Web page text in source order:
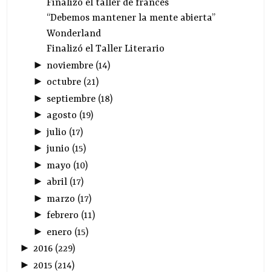
Finalizó el taller de francés
“Debemos mantener la mente abierta”
Wonderland
Finalizó el Taller Literario
► noviembre(14)
► octubre(21)
► septiembre(18)
► agosto (19)
► julio (17)
► junio (15)
► mayo (10)
► abril(17)
► marzo (17)
► febrero (11)
► enero (15)
►2016 (229)
► 2015 (214)